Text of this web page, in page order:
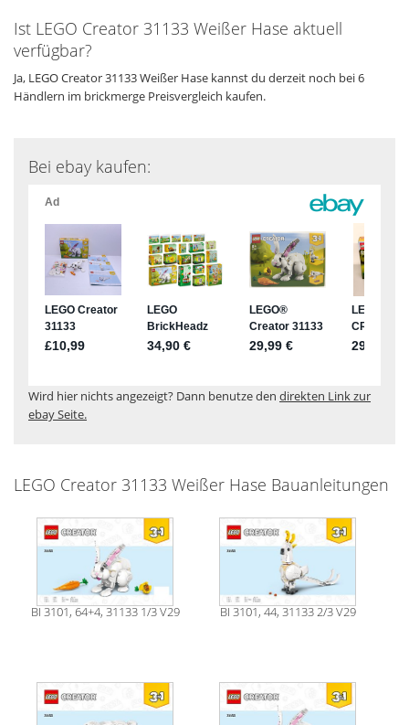
Ist LEGO Creator 31133 Weißer Hase aktuell
verfügbar?
Ja, LEGO Creator 31133 Weißer Hase kannst du derzeit noch bei 6
Händlern im brickmerge Preisvergleich kaufen.
Bei ebay kaufen:
Wird hier nichts angezeigt? Dann benutze den direkten Link zur
ebay Seite.
LEGO Creator 31133 Weißer Hase Bauanleitungen
BI 3101, 64+4, 31133 1/3 V29 BI 3101, 44, 31133 2/3 V29